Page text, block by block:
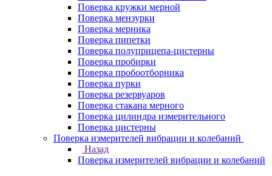
Поверка кружки мерной
Поверка мензурки
Поверка мерника
Поверка пипетки
Поверка полуприцепа-цистерны
Поверка пробирки
Поверка пробоотборника
Поверка пурки
Поверка резервуаров
Поверка стакана мерного
Поверка цилиндра измерительного
Поверка цистерны
Поверка измерителей вибрации и колебаний
Назад
Поверка измерителей вибрации и колебаний